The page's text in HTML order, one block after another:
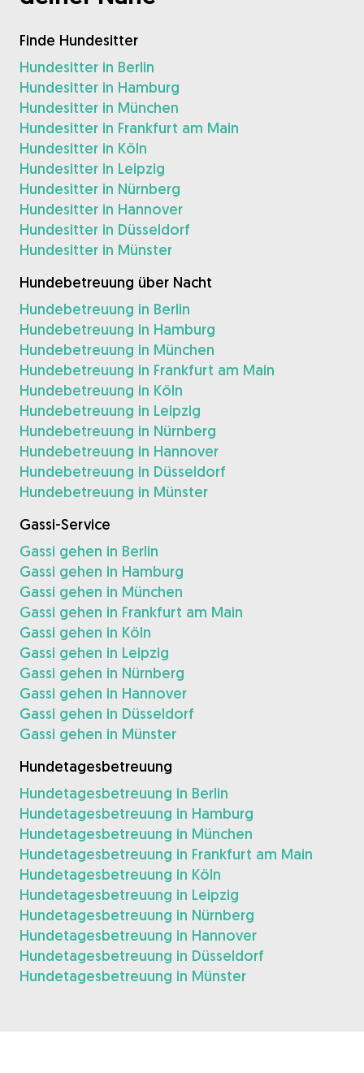
Finde Hundesitter
Hundesitter in Berlin
Hundesitter in Hamburg
Hundesitter in München
Hundesitter in Frankfurt am Main
Hundesitter in Köln
Hundesitter in Leipzig
Hundesitter in Nürnberg
Hundesitter in Hannover
Hundesitter in Düsseldorf
Hundesitter in Münster
Hundebetreuung über Nacht
Hundebetreuung in Berlin
Hundebetreuung in Hamburg
Hundebetreuung in München
Hundebetreuung in Frankfurt am Main
Hundebetreuung in Köln
Hundebetreuung in Leipzig
Hundebetreuung in Nürnberg
Hundebetreuung in Hannover
Hundebetreuung in Düsseldorf
Hundebetreuung in Münster
Gassi-Service
Gassi gehen in Berlin
Gassi gehen in Hamburg
Gassi gehen in München
Gassi gehen in Frankfurt am Main
Gassi gehen in Köln
Gassi gehen in Leipzig
Gassi gehen in Nürnberg
Gassi gehen in Hannover
Gassi gehen in Düsseldorf
Gassi gehen in Münster
Hundetagesbetreuung
Hundetagesbetreuung in Berlin
Hundetagesbetreuung in Hamburg
Hundetagesbetreuung in München
Hundetagesbetreuung in Frankfurt am Main
Hundetagesbetreuung in Köln
Hundetagesbetreuung in Leipzig
Hundetagesbetreuung in Nürnberg
Hundetagesbetreuung in Hannover
Hundetagesbetreuung in Düsseldorf
Hundetagesbetreuung in Münster